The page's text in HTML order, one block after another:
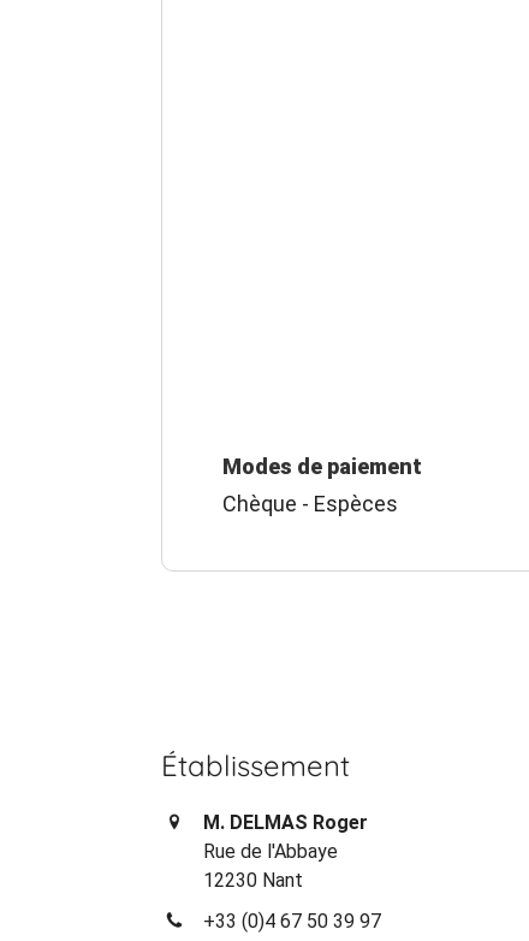
Modes de paiement
Chèque - Espèces
Établissement
M. DELMAS Roger
Rue de l'Abbaye
12230 Nant
+33 (0)4 67 50 39 97